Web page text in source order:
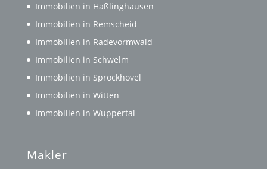
Immobilien in Haßlinghausen
Immobilien in Remscheid
Immobilien in Radevormwald
Immobilien in Schwelm
Immobilien in Sprockhövel
Immobilien in Witten
Immobilien in Wuppertal
Makler